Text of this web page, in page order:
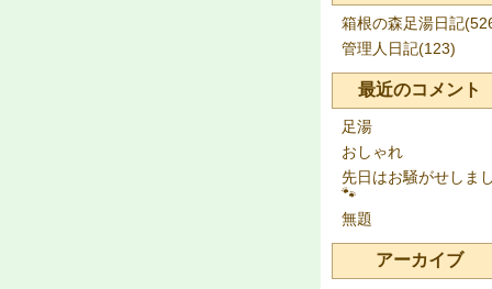
箱根の森足湯日記
管理人日記(123)
最近のコメント
足湯
おしゃれ
先日はお騒がせしま
🐾
無題
アーカイブ